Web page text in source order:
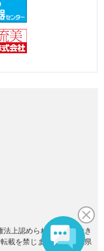
法上認められた場合を除き
載を禁じます。(C)群馬県